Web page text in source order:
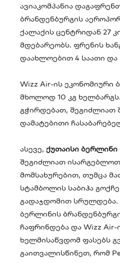
ავიაკომპანია
ბრანდენბურგის
ქალაქის ცენტრიდან 27
მდებარეობს. ფრენის
დაახლოებით 4 საათი და
Wizz Air-ის ეკონომიური
მხოლოდ 10 კგ
გჭირდებათ, შეგიძლიათ
დამატებითი
ასევე, ქუთაისი ბერლინი
შეგიძლიათ ისარგებლოთ
მომსახურებით, თუმცა
სტამბოლის საბიჰა
გადაჯდომით სრულდება.
ბერლინის
ჩაფრინდება და Wizz Air-
ხელმისაწვდომ ფასებს
გაითვალისწინეთ, რომ